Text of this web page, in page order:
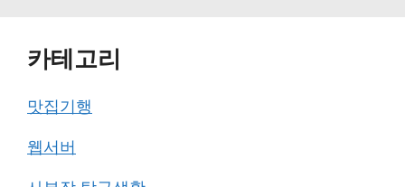
카테고리
맛집기행
웹서버